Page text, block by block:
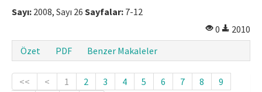
Sayı: 2008, Sayı 26 Sayfalar: 7-12
0
2010
Özet
PDF Benzer Makaleler
<< < 1 2 3 4 5 6 7 8
9